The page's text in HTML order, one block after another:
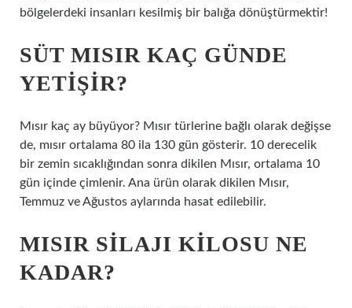
bölgelerdeki insanları kesilmiş bir balığa dönüştürmektir!
SÜT MISIR KAÇ GÜNDE
YETIŞIR?
Mısır kaç ay büyüyor? Mısır türlerine bağlı olarak değişse
de, mısır ortalama 80 ila 130 gün gösterir. 10 derecelik
bir zemin sıcaklığından sonra dikilen Mısır, ortalama 10
gün içinde çimlenir. Ana ürün olarak dikilen Mısır,
Temmuz ve Ağustos aylarında hasat edilebilir.
MISIR SILAJI KILOSU NE
KADAR?